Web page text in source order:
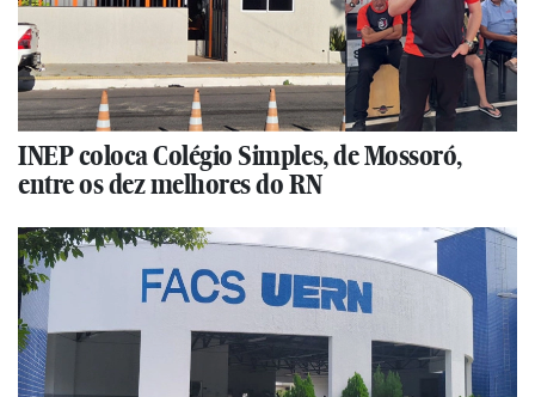
INEP coloca Colégio Simples, de Mossoró,
entre os dez melhores do RN